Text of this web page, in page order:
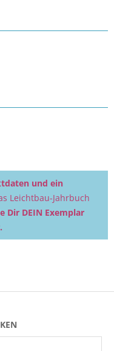
und ein
Leichtbau-Jahrbuch
Dir DEIN Exemplar